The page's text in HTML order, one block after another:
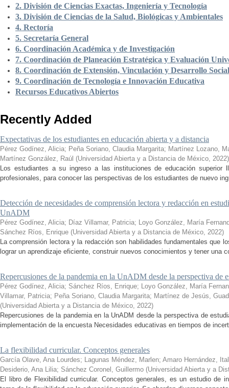
2. División de Ciencias Exactas, Ingeniería y Tecnología
3. División de Ciencias de la Salud, Biológicas y Ambientales
4. Rectoría
5. Secretaría General
6. Coordinación Académica y de Investigación
7. Coordinación de Planeación Estratégica y Evaluación
8. Coordinación de Extensión, Vinculación y Desarrollo Social
9. Coordinación de Tecnología e Innovación Educativa
Recursos Educativos Abiertos
Recently Added
Expectativas de los estudiantes en educación abierta y a distancia
Pérez Godínez, Alicia; Peña Soriano, Claudia Margarita; Martínez Lozano,
Martínez González, Raúl (Universidad Abierta y a Distancia de México, 2022)
Los estudiantes a su ingreso a las instituciones de educación superior
profesionales, para conocer las perspectivas de los estudiantes de nuevo
Detección de necesidades de comprensión lectora y redacción en
UnADM
Pérez Godínez, Alicia; Díaz Villamar, Patricia; Loyo González, María
Sánchez Ríos, Enrique (Universidad Abierta y a Distancia de México, 2022)
La comprensión lectora y la redacción son habilidades fundamentales que
lograr un aprendizaje eficiente, construir nuevos conocimientos y tener una
Repercusiones de la pandemia en la UnADM desde la perspectiva de
Pérez Godínez, Alicia; Sánchez Ríos, Enrique; Loyo González, María
Villamar, Patricia; Peña Soriano, Claudia Margarita; Martínez de Jesús,
(Universidad Abierta y a Distancia de México, 2022)
Repercusiones de la pandemia en la UnADM desde la perspectiva de
implementación de la encuesta Necesidades educativas en tiempos de
La flexibilidad curricular. Conceptos generales
García Olave, Ana Lourdes; Lagunas Méndez, Marlen; Amaro Hernández,
Desiderio, Ana Lilia; Sánchez Coronel, Guillermo (Universidad Abierta y a
El libro de Flexibilidad curricular. Conceptos generales, es un estudio de